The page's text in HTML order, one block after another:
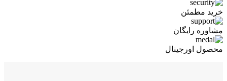
خرید مطمئن
مشاوره رایگان
محصول اورجینال